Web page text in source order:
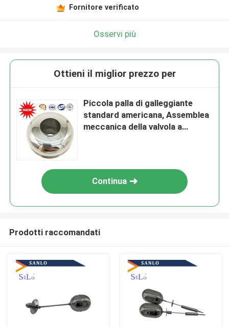
Fornitore verificato
Osservi più
Ottieni il miglior prezzo per
Piccola palla di galleggiante
standard americana, Assemblea
meccanica della valvola a
Continua
Prodotti raccomandati